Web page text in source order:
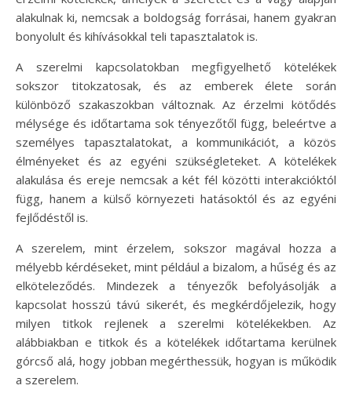
alakulnak ki, nemcsak a boldogság forrásai, hanem gyakran
bonyolult és kihívásokkal teli tapasztalatok is.
A szerelmi kapcsolatokban megfigyelhető kötelékek
sokszor titokzatosak, és az emberek élete során
különböző szakaszokban változnak. Az érzelmi kötődés
mélysége és időtartama sok tényezőtől függ, beleértve a
személyes tapasztalatokat, a kommunikációt, a közös
élményeket és az egyéni szükségleteket. A kötelékek
alakulása és ereje nemcsak a két fél közötti interakcióktól
függ, hanem a külső környezeti hatásoktól és az egyéni
fejlődéstől is.
A szerelem, mint érzelem, sokszor magával hozza a
mélyebb kérdéseket, mint például a bizalom, a hűség és az
elköteleződés. Mindezek a tényezők befolyásolják a
kapcsolat hosszú távú sikerét, és megkérdőjelezik, hogy
milyen titkok rejlenek a szerelmi kötelékekben. Az
alábbiakban e titkok és a kötelékek időtartama kerülnek
górcső alá, hogy jobban megérthessük, hogyan is működik
a szerelem.